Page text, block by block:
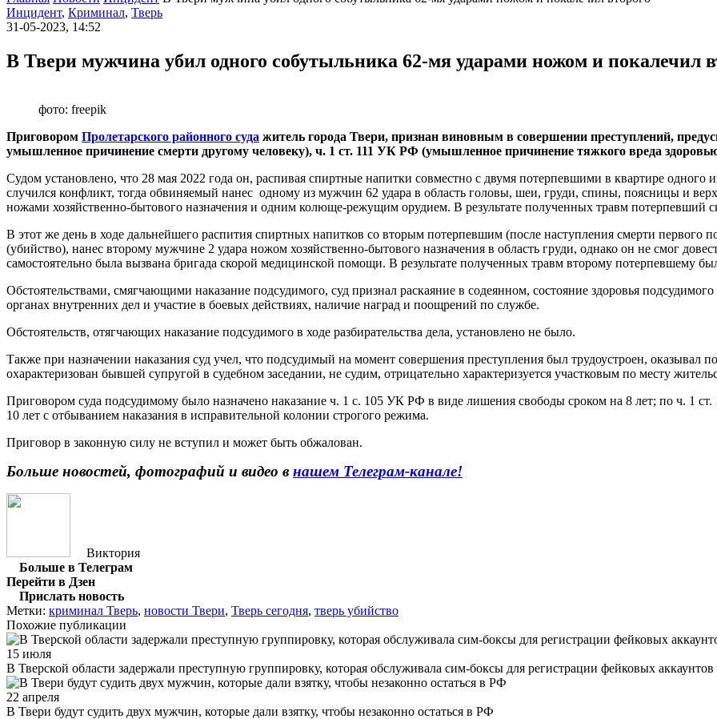
Инцидент, Криминал, Тверь
31-05-2023, 14:52
В Твери мужчина убил одного собутыльника 62-мя ударами ножом и покалечил
фото: freepik
Приговором Пролетарского районного суда житель города Твери, признан виновным в совершении преступлений,
умышленное причинение смерти другому человеку), ч. 1 ст. 111 УК РФ (умышленное причинение тяжкого вреда
Судом установлено, что 28 мая 2022 года он, распивая спиртные напитки совместно с двумя потерпевшими в квартире одного
случился конфликт, тогда обвиняемый нанес одному из мужчин 62 удара в область головы, шеи, груди, спины, поясницы и
ножами хозяйственно-бытового назначения и одним колюще-режущим орудием. В результате полученных травм потерпевший
В этот же день в ходе дальнейшего распития спиртных напитков со вторым потерпевшим (после наступления смерти первого
(убийство), нанес второму мужчине 2 удара ножом хозяйственно-бытового назначения в область груди, однако он не смог
самостоятельно была вызвана бригада скорой медицинской помощи. В результате полученных травм второму потерпевшему
Обстоятельствами, смягчающими наказание подсудимого, суд признал раскаяние в содеянном, состояние здоровья
органах внутренних дел и участие в боевых действиях, наличие наград и поощрений по службе.
Обстоятельств, отягчающих наказание подсудимого в ходе разбирательства дела, установлено не было.
Также при назначении наказания суд учел, что подсудимый на момент совершения преступления был трудоустроен,
охарактеризован бывшей супругой в судебном заседании, не судим, отрицательно характеризуется участковым по месту
Приговором суда подсудимому было назначено наказание ч. 1 с. 105 УК РФ в виде лишения свободы сроком на 8 лет; по ч. 1
10 лет с отбыванием наказания в исправительной колонии строгого режима.
Приговор в законную силу не вступил и может быть обжалован.
Больше новостей, фотографий и видео в нашем Телеграм-канале!
Виктория
Больше в Телеграм
Перейти в Дзен
Прислать новость
Метки: криминал Тверь, новости Твери, Тверь сегодня, тверь убийство
Похожие публикации
15 июля
В Тверской области задержали преступную группировку, которая обслуживала сим-боксы для регистрации фейковых
22 апреля
В Твери будут судить двух мужчин, которые дали взятку, чтобы незаконно остаться в РФ